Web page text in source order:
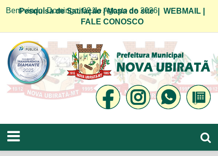
Bem vindo! Domingo, 09 de Agosto de 2026
Pesquisa de Satifação|Mapa do site| WEBMAIL
FALE CONOSCO